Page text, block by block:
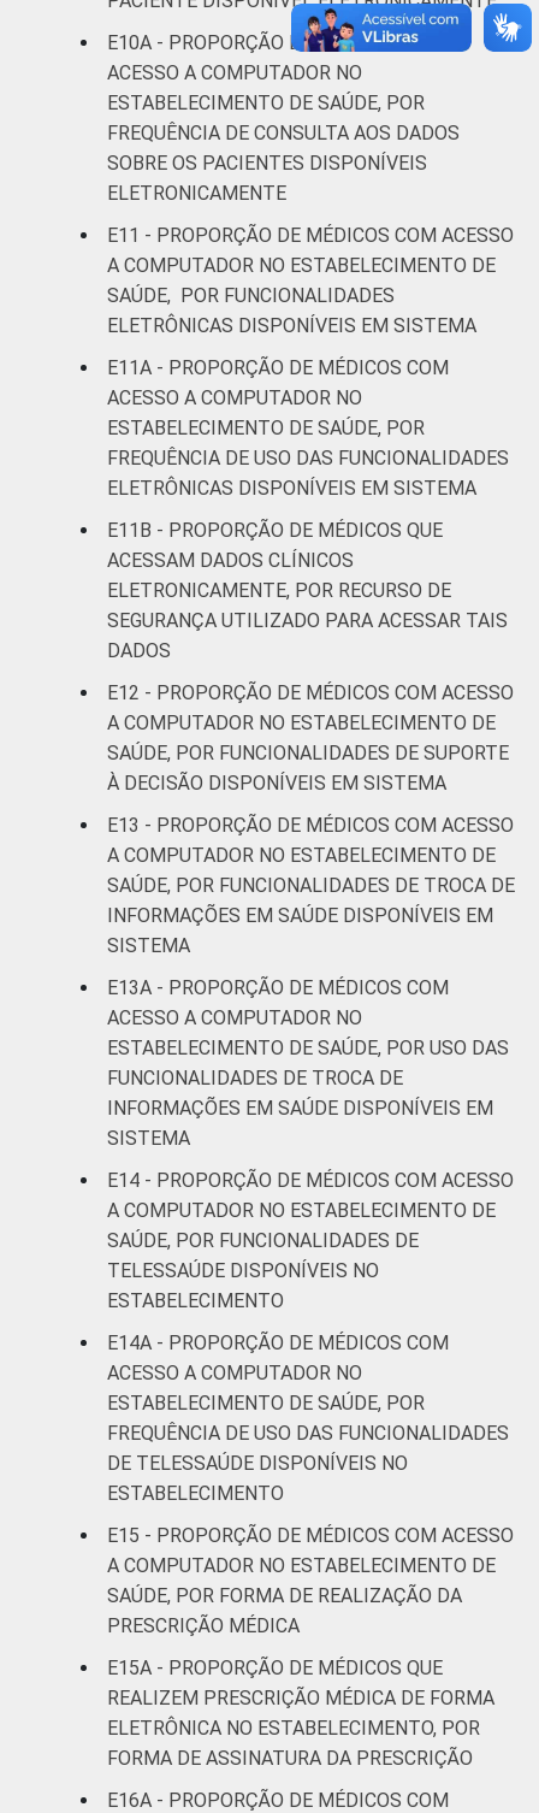
E10A - PROPORÇÃO DE MÉDICOS COM
ACESSO A COMPUTADOR NO
ESTABELECIMENTO DE SAÚDE, POR
FREQUÊNCIA DE CONSULTA AOS DADOS
SOBRE OS PACIENTES DISPONÍVEIS
ELETRONICAMENTE
E11 - PROPORÇÃO DE MÉDICOS COM ACESSO
A COMPUTADOR NO ESTABELECIMENTO DE
SAÚDE, POR FUNCIONALIDADES
ELETRÔNICAS DISPONÍVEIS EM SISTEMA
E11A - PROPORÇÃO DE MÉDICOS COM
ACESSO A COMPUTADOR NO
ESTABELECIMENTO DE SAÚDE, POR
FREQUÊNCIA DE USO DAS FUNCIONALIDADES
ELETRÔNICAS DISPONÍVEIS EM SISTEMA
E11B - PROPORÇÃO DE MÉDICOS QUE
ACESSAM DADOS CLÍNICOS
ELETRONICAMENTE, POR RECURSO DE
SEGURANÇA UTILIZADO PARA ACESSAR TAIS
DADOS
E12 - PROPORÇÃO DE MÉDICOS COM ACESSO
A COMPUTADOR NO ESTABELECIMENTO DE
SAÚDE, POR FUNCIONALIDADES DE SUPORTE
À DECISÃO DISPONÍVEIS EM SISTEMA
E13 - PROPORÇÃO DE MÉDICOS COM ACESSO
A COMPUTADOR NO ESTABELECIMENTO DE
SAÚDE, POR FUNCIONALIDADES DE TROCA DE
INFORMAÇÕES EM SAÚDE DISPONÍVEIS EM
SISTEMA
E13A - PROPORÇÃO DE MÉDICOS COM
ACESSO A COMPUTADOR NO
ESTABELECIMENTO DE SAÚDE, POR USO DAS
FUNCIONALIDADES DE TROCA DE
INFORMAÇÕES EM SAÚDE DISPONÍVEIS EM
SISTEMA
E14 - PROPORÇÃO DE MÉDICOS COM ACESSO
A COMPUTADOR NO ESTABELECIMENTO DE
SAÚDE, POR FUNCIONALIDADES DE
TELESSAÚDE DISPONÍVEIS NO
ESTABELECIMENTO
E14A - PROPORÇÃO DE MÉDICOS COM
ACESSO A COMPUTADOR NO
ESTABELECIMENTO DE SAÚDE, POR
FREQUÊNCIA DE USO DAS FUNCIONALIDADES
DE TELESSAÚDE DISPONÍVEIS NO
ESTABELECIMENTO
E15 - PROPORÇÃO DE MÉDICOS COM ACESSO
A COMPUTADOR NO ESTABELECIMENTO DE
SAÚDE, POR FORMA DE REALIZAÇÃO DA
PRESCRIÇÃO MÉDICA
E15A - PROPORÇÃO DE MÉDICOS QUE
REALIZEM PRESCRIÇÃO MÉDICA DE FORMA
ELETRÔNICA NO ESTABELECIMENTO, POR
FORMA DE ASSINATURA DA PRESCRIÇÃO
E16A - PROPORÇÃO DE MÉDICOS COM